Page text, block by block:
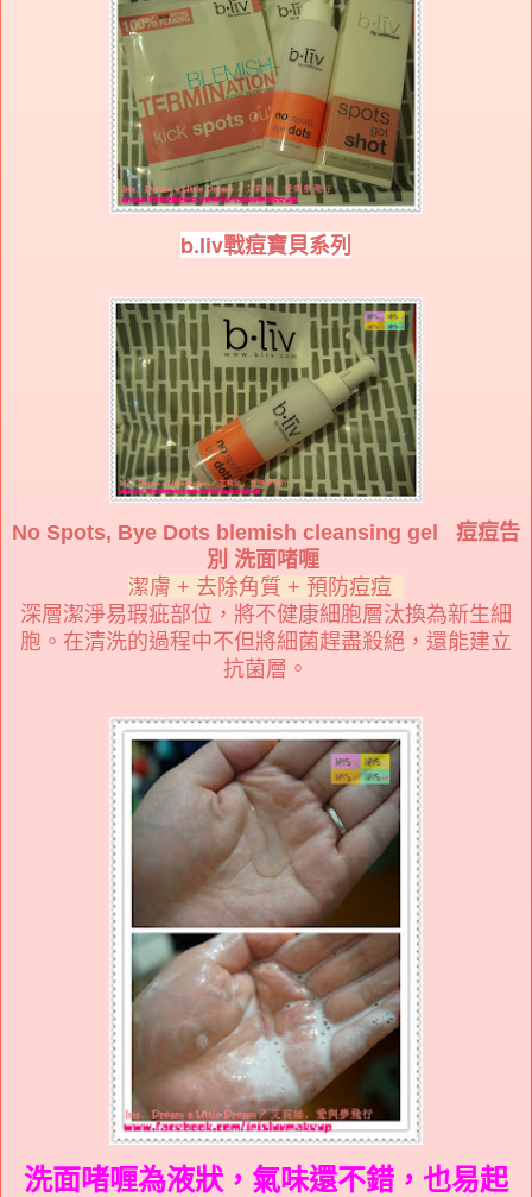
b.liv戰痘寶貝系列
No Spots, Bye Dots blemish cleansing gel 痘痘告
別 洗面啫喱
潔膚 + 去除角質 + 預防痘痘
深層潔淨易瑕疵部位，將不健康細胞層汰換為新生細
胞。在清洗的過程中不但將細菌趕盡殺絕，還能建立
抗菌層。
洗面啫喱為液狀，氣味還不錯，也易起